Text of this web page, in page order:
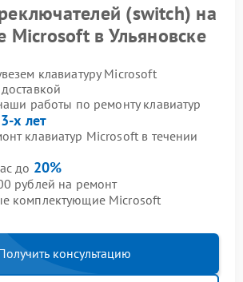
(switch) на
Microsoft в Ульяновске
клавиатуру Microsoft
работы по ремонту клавиатур
х лет
клавиатур Microsoft в течении
до 20%
рублей на ремонт
комплектующие Microsoft
консультацию